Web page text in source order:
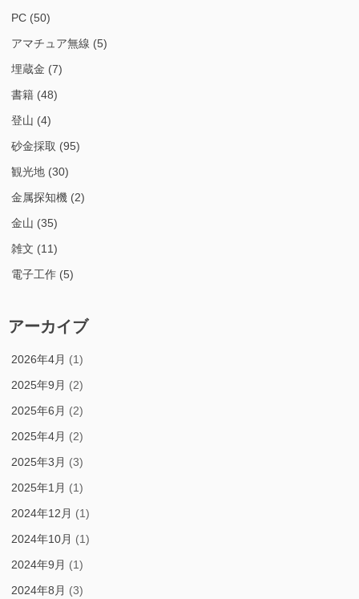
PC (50)
アマチュア無線 (5)
埋蔵金 (7)
書籍 (48)
登山 (4)
砂金採取 (95)
観光地 (30)
金属探知機 (2)
金山 (35)
雑文 (11)
電子工作 (5)
アーカイブ
2026年4月 (1)
2025年9月 (2)
2025年6月 (2)
2025年4月 (2)
2025年3月 (3)
2025年1月 (1)
2024年12月 (1)
2024年10月 (1)
2024年9月 (1)
2024年8月 (3)